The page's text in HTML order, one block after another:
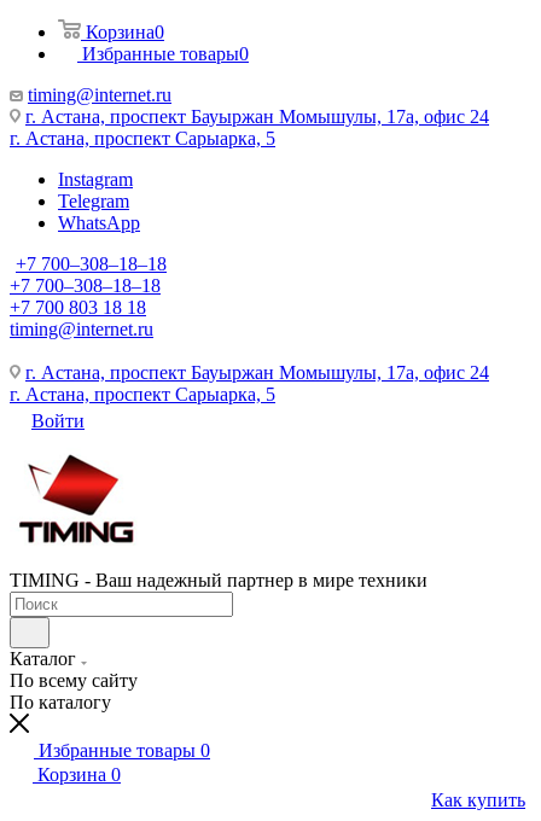
Корзина0
Избранные товары0
timing@internet.ru
г. Астана, проспект Бауыржан Момышулы, 17а, офис 24
г. Астана, проспект Сарыарка, 5
Instagram
Telegram
WhatsApp
+7 700‒308‒18‒18
+7 700‒308‒18‒18
+7 700 803 18 18
timing@internet.ru
г. Астана, проспект Бауыржан Момышулы, 17а, офис 24
г. Астана, проспект Сарыарка, 5
Войти
TIMING - Ваш надежный партнер в мире техники
Каталог
По всему сайту
По каталогу
Избранные товары 0
Корзина 0
Как купить